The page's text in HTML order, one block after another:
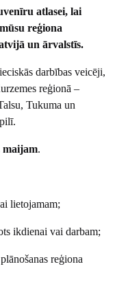
atlasei, lai
reģiona
un ārvalstīs.
darbības veicēji,
reģionā –
Tukuma un
maijam.
lietojamam;
ikdienai vai darbam;
reģiona